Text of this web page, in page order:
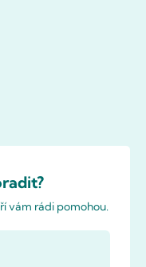
vám rádi pomohou.